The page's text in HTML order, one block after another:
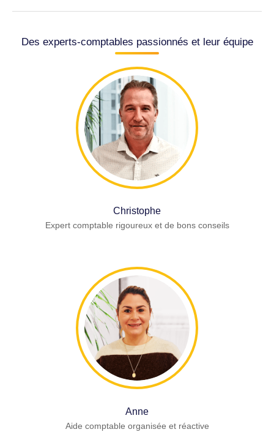
Des experts-comptables passionnés et leur équipe
Christophe
Expert comptable rigoureux et de bons conseils
Anne
Aide comptable organisée et réactive